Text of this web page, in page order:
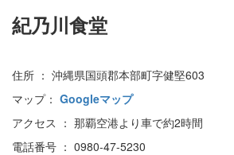
紀乃川食堂
住所 ： 沖縄県国頭郡本部町字健堅603
マップ： Googleマップ
アクセス ： 那覇空港より車で約2時間
電話番号 ： 0980-47-5230